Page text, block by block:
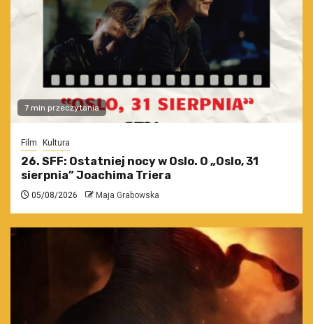
7 min przeczytania
Film Kultura
26. SFF: Ostatniej nocy w Oslo. O „Oslo, 31
sierpnia” Joachima Triera
05/08/2026 Maja Grabowska